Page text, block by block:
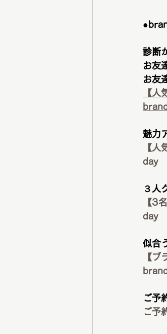
診断
お友
お友
【
魅力
【
day
３人
【3
day
似合
【
ご予
ご予